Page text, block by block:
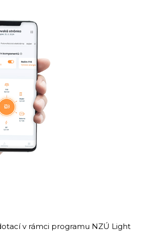
v rámci programu NZÚ Light